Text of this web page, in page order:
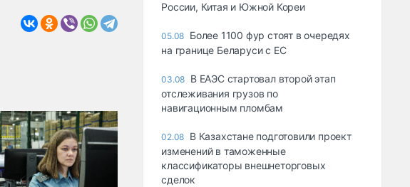
России, Китая и Южной Кореи
05.08 Более 1100 фур стоят в очередях
на границе Беларуси с ЕС
03.08 В ЕАЭС стартовал второй этап
отслеживания грузов по
навигационным пломбам
02.08 В Казахстане подготовили проект
изменений в таможенные
классификаторы внешнеторговых
сделок